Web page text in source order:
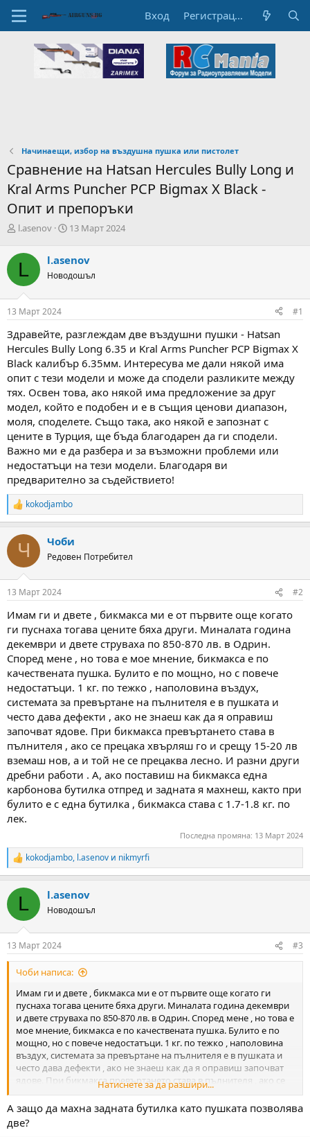
Вход Регистрация
Начинаещи, избор на въздушна пушка или пистолет
Сравнение на Hatsan Hercules Bully Long и
Kral Arms Puncher PCP Bigmax X Black -
Опит и препоръки
А
т
о
р
н
а
т
м
а
т
а
l.asenov
Н
а
л
а
т
а
13 Март 2024
L l.asenov
Новодошъл
13 Март 2024 #1
Здравейте, разглеждам две въздушни пушки - Hatsan
Hercules Bully Long 6.35 и Kral Arms Puncher PCP Bigmax X
Black калибър 6.35мм. Интересува ме дали някой има
опит с тези модели и може да сподели разликите между
тях. Освен това, ако някой има предложение за друг
модел, който е подобен и е в същия ценови диапазон,
моля, споделете. Също така, ако някой е запознат с
цените в Турция, ще бъда благодарен да ги сподели.
Важно ми е да разбера и за възможни проблеми или
недостатъци на тези модели. Благодаря ви
предварително за съдействието!
R
e
c
i
s
kokodjambo
Ч Чоби
Редовен Потребител
13 Март 2024 #2
Имам ги и двете , бикмакса ми е от първите още когато
ги пуснаха тогава цените бяха други. Миналата година
декември и двете струваха по 850-870 лв. в Одрин.
Според мене , но това е мое мнение, бикмакса е по
качествената пушка. Булито е по мощно, но с повече
недостатъци. 1 кг. по тежко , наполовина въздух,
системата за превъртане на пълнителя е в пушката и
често дава дефекти , ако не знаеш как да я оправиш
започват ядове. При бикмакса превъртането става в
пълнителя , ако се прецака хвърляш го и срещу 15-20 лв
вземаш нов, а и той не се прецаква лесно. И разни други
дребни работи . А, ако поставиш на бикмакса една
карбонова бутилка отпред и задната я махнеш, както при
булито е с една бутилка , бикмакса става с 1.7-1.8 кг. по
лек.
Последна промяна: 13 Март 2024
R
e
c
i
s
:
kokodjambo, l.asenov и nikmyrfi
L l.asenov
Новодошъл
13 Март 2024 #3
Чоби написа:
Имам ги и двете , бикмакса ми е от първите още когато ги
пуснаха тогава цените бяха други. Миналата година декември
и двете струваха по 850-870 лв. в Одрин. Според мене , но това е
мое мнение, бикмакса е по качествената пушка. Булито е по
мощно, но с повече недостатъци. 1 кг. по тежко , наполовина
въздух, системата за превъртане на пълнителя е в пушката и
често дава дефекти , ако не знаеш как да я оправиш започват
ядове. При бикмакса превъртането става в пълнителя , ако се
прецака хвърляш го и срещу 15-20 лв вземаш нов, а и той не се
прецаква лесно. И разни други дребни работи . А, ако поставиш
на бикмакса една карбонова бутилка отпред и задната я
махнеш, както при булито е с една бутилка става с 1.7-1.8 кг. по
Натиснете за да разшири...
А защо да махна задната бутилка като пушката позволява
две?